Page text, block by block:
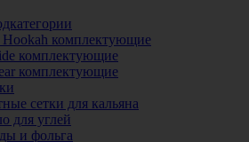
Hookah комплектующие
комплектующие
комплектующие
сетки для кальяна
для углей
и фольга